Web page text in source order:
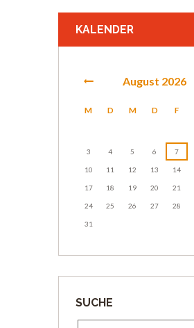
KALENDER
August 2026
M D M D F
3 4 5 6 7
10 11 12 13 14
17 18 19 20 21
24 25 26 27 28
31
SUCHE